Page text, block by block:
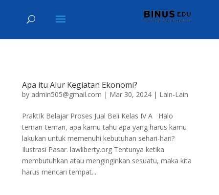
Apa itu Alur Kegiatan Ekonomi?
by admin505@gmail.com | Mar 30, 2024| Lain-Lain
PraktIk Belajar Proses Jual Beli Kelas IV A Halo
teman-teman, apa kamu tahu apa yang harus kamu
lakukan untuk memenuhi kebutuhan sehari-hari?
Ilustrasi Pasar. lawliberty.org Tentunya ketika
membutuhkan atau menginginkan sesuatu, maka kita
harus mencari tempat...